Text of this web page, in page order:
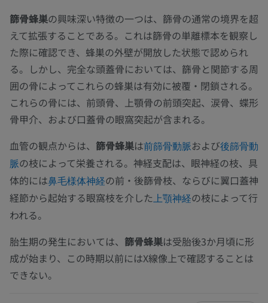
篩骨蜂巣の興味深い特徴の一つは、篩骨の通常の境界を超
えて拡張することである。これは篩骨の単離標本を観察し
た際に確認でき、蜂巣の外壁が開放した状態で認められ
る。しかし、完全な頭蓋骨においては、篩骨と関節する周
囲の骨によってこれらの蜂巣は有効に被覆・閉鎖される。
これらの骨には、前頭骨、上顎骨の前頭突起、涙骨、蝶形
骨甲介、および口蓋骨の眼窩突起が含まれる。
血管の観点からは、 篩骨蜂巣は前篩骨動脈および後篩骨動
脈の枝によって栄養される。神経支配は、眼神経の枝、具
体的には鼻毛様体神経の前・後篩骨枝、ならびに翼口蓋神
経節から起始する眼窩枝を介した上顎神経の枝によって行
われる。
胎生期の発生においては、 篩骨蜂巣は受胎後3か月頃に形
成が始まり、この時期以前にはX線像上で確認することは
できない。